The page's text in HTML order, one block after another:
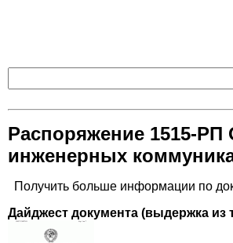
Распоряжение 1515-РП
инженерных
Получить больше информации по
Дайджест документа (выдержка из